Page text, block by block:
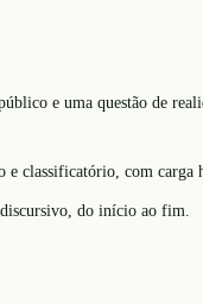
e uma questão de
classificatório, com
do início ao fim.